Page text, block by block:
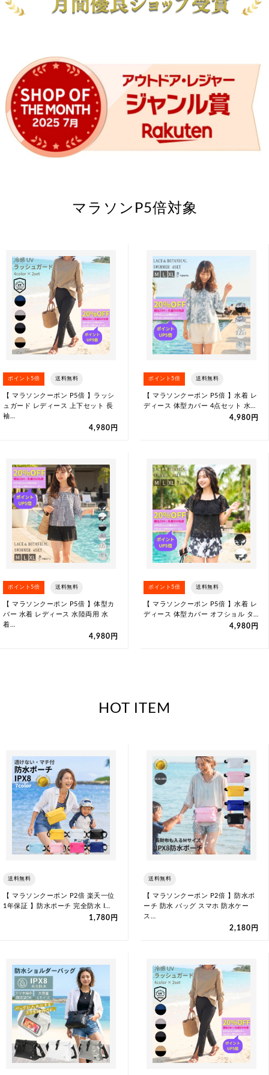
マラソンP5倍対象
ポイント5倍 送料無料
【 マラソンクーポン P5倍 】ラッシ
ュガード レディース 上下セット 長
袖…
4,980円
ポイント5倍 送料無料
【 マラソンクーポン P5倍 】水着 レ
ディース 体型カバー 4点セット 水…
4,980円
ポイント5倍 送料無料
【 マラソンクーポン P5倍 】体型カ
バー 水着 レディース 水陸両用 水
着…
4,980円
ポイント5倍 送料無料
【 マラソンクーポン P5倍 】水着 レ
ディース 体型カバー オフショル タ…
4,980円
HOT ITEM
送料無料
【 マラソンクーポン P2倍 楽天一位
1年保証 】防水ポーチ 完全防水 I…
1,780円
送料無料
【 マラソンクーポン P2倍 】防水ポ
ーチ 防水 バッグ スマホ 防水ケー
ス…
2,180円